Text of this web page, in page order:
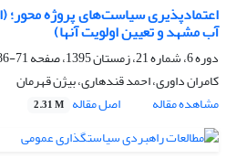
اعتمادپذیری سیاست‌های پروژه محور؛
آب مشهد و تعیین اولویت آنها)
دوره 6، شماره 21، زمستان 1395، صفحه
71-86
کامران داوری، احمد قندهاری، بیژن قهرمان
مشاهده مقاله
اصل مقاله 2.31 M